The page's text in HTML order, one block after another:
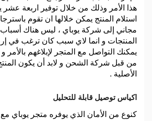
هذا الأمر وذلك من خلال توفير اربعة عشر
استلام المنتج يمكن خلالها ان تقوم
مجاني إلى شركة يوباي ، ليس هناك
المنتجات و انما لاي سبب كان ترغب في
يمكنك التواصل مع المتجر لإبلاغهم بالأمر
من قبل شركة الشحن و لابد أن يكون
الأصلية .
اكياس توصيل قابلة للتحليل
كنوع من الأمان الذي يوفره متجر يوباي